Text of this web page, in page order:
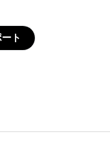
ト